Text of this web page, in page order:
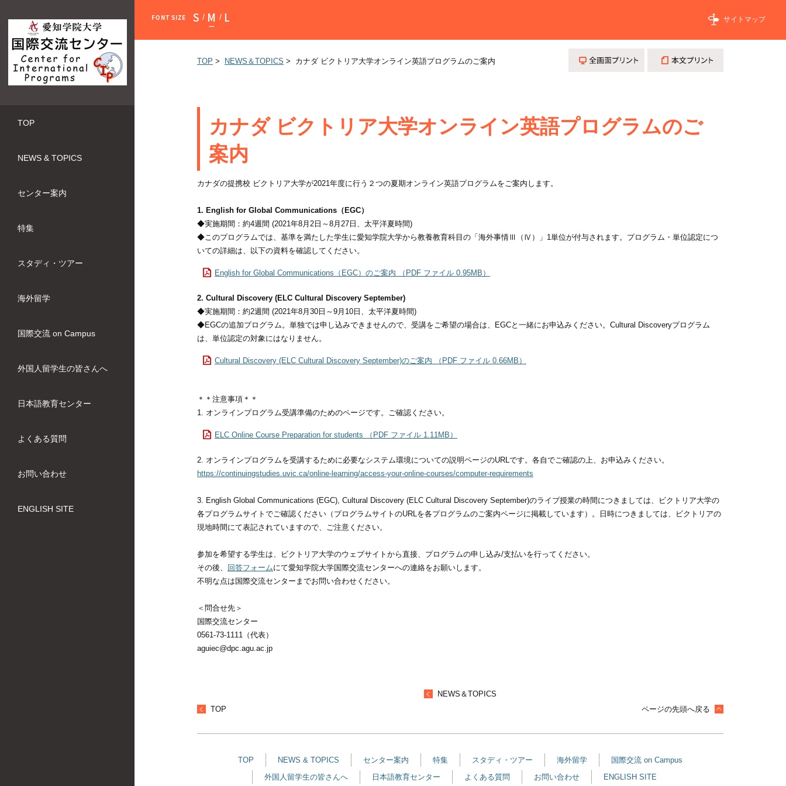
TOP
NEWS & TOPICS
センター案内
特集
スタディ・ツアー
海外留学
国際交流 on Campus
外国人留学生の皆さんへ
日本語教育センター
よくある質問
お問い合わせ
ENGLISH SITE
サイトマップ
TOP > NEWS＆TOPICS > カナダ ビクトリア大学オンライン英語プログラムのご案内
カナダ ビクトリア大学オンライン英語プログラムのご
案内
カナダの提携校 ビクトリア大学が2021年度に行う２つの夏期オンライン英語プログラムをご案内します。
1. English for Global Communications（EGC）
◆実施期間：約4週間 (2021年8月2日～8月27日、太平洋夏時間)
◆このプログラムでは、基準を満たした学生に愛知学院大学から教養教育科目の「海外事情Ⅲ（Ⅳ）」1単位が付与されます。プログラム・単位認定につ
いての詳細は、以下の資料を確認してください。
English for Global Communications（EGC）のご案内 （PDF ファイル 0.95MB）
2. Cultural Discovery (ELC Cultural Discovery September)
◆実施期間：約2週間 (2021年8月30日～9月10日、太平洋夏時間)
◆EGCの追加プログラム。単独では申し込みできませんので、受講をご希望の場合は、EGCと一緒にお申込みください。Cultural Discoveryプログラム
は、単位認定の対象にはなりません。
Cultural Discovery (ELC Cultural Discovery September)のご案内 （PDF ファイル 0.66MB）
＊＊注意事項＊＊
1. オンラインプログラム受講準備のためのページです。ご確認ください。
ELC Online Course Preparation for students （PDF ファイル 1.11MB）
2. オンラインプログラムを受講するために必要なシステム環境についての説明ページのURLです。各自でご確認の上、お申込みください。
https://continuingstudies.uvic.ca/online-learning/access-your-online-courses/computer-requirements
3. English Global Communications (EGC), Cultural Discovery (ELC Cultural Discovery September)のライブ授業の時間につきましては、ビクトリア大学の
各プログラムサイトでご確認ください（プログラムサイトのURLを各プログラムのご案内ページに掲載しています）。日時につきましては、ビクトリアの
現地時間にて表記されていますので、ご注意ください。
参加を希望する学生は、ビクトリア大学のウェブサイトから直接、プログラムの申し込み/支払いを行ってください。
その後、
回答フォームにて愛知学院大学国際交流センターへの連絡をお願いします。
不明な点は国際交流センターまでお問い合わせください。
＜問合せ先＞
国際交流センター
0561-73-1111（代表）
aguiec@dpc.agu.ac.jp
NEWS＆TOPICS
TOP
ページの先頭へ戻る
TOP NEWS & TOPICS センター案内 特集 スタディ・ツアー 海外留学
国際交流 on Campus
外国人留学生の皆さんへ
日本語教育センター よくある質問 お問い合わせ ENGLISH SITE